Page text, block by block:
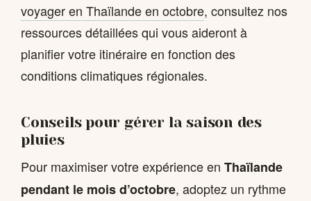
voyager en Thaïlande en octobre, consultez nos
ressources détaillées qui vous aideront à
planifier votre itinéraire en fonction des
conditions climatiques régionales.
Conseils pour gérer la saison des
pluies
Pour maximiser votre expérience en Thaïlande
pendant le mois d’octobre, adoptez un rythme